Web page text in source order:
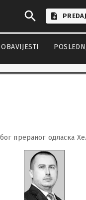
OBAVIJESTI
прераног одласка